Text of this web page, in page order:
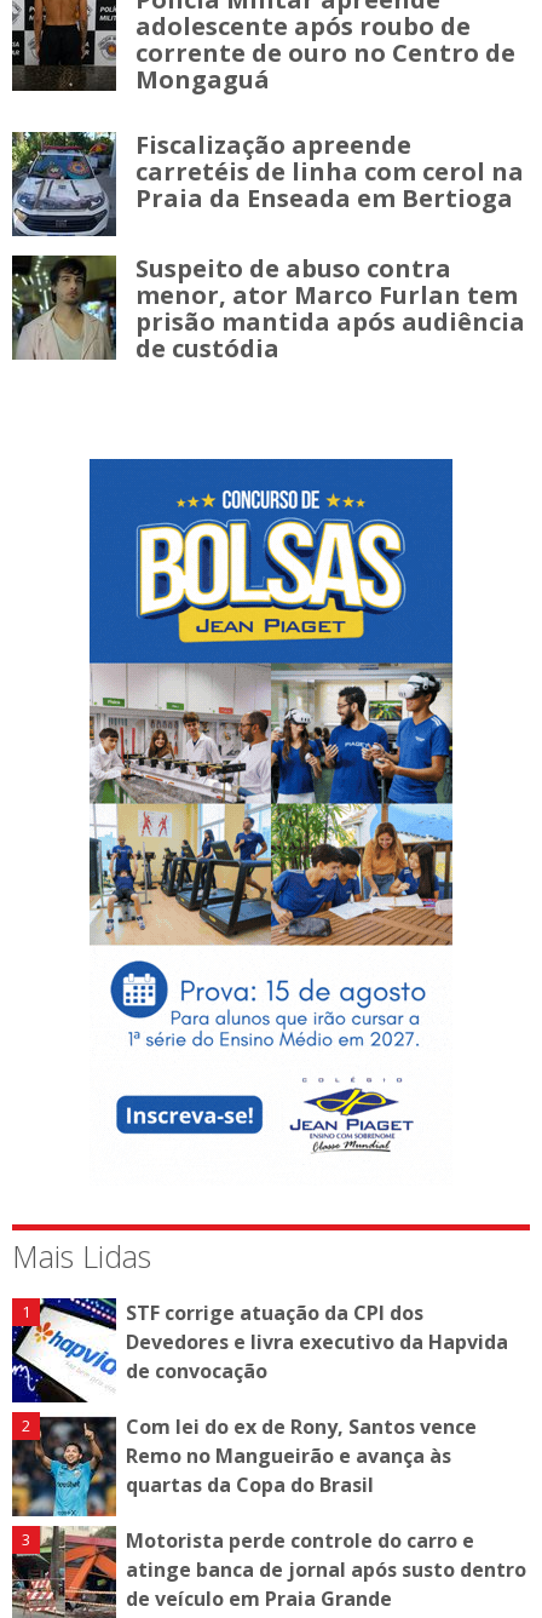
adolescente após roubo de
corrente de ouro no Centro de
Mongaguá
Fiscalização apreende
carretéis de linha com cerol na
Praia da Enseada em Bertioga
Suspeito de abuso contra
menor, ator Marco Furlan tem
prisão mantida após audiência
de custódia
Mais Lidas
STF corrige atuação da CPI dos
Devedores e livra executivo da Hapvida
de convocação
Com lei do ex de Rony, Santos vence
Remo no Mangueirão e avança às
quartas da Copa do Brasil
Motorista perde controle do carro e
atinge banca de jornal após susto dentro
de veículo em Praia Grande